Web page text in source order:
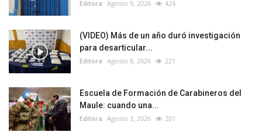
Editora Agosto 9, 2026 424
(VIDEO) Más de un año duró investigación
para desarticular...
Editora Agosto 8, 2026 221
Escuela de Formación de Carabineros del
Maule: cuando una...
Editora Agosto 3, 2026 201